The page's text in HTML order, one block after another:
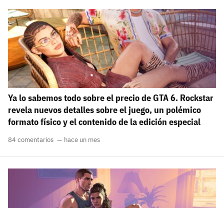
Ya lo sabemos todo sobre el precio de GTA 6. Rockstar
revela nuevos detalles sobre el juego, un polémico
formato físico y el contenido de la edición especial
84 comentarios hace un mes